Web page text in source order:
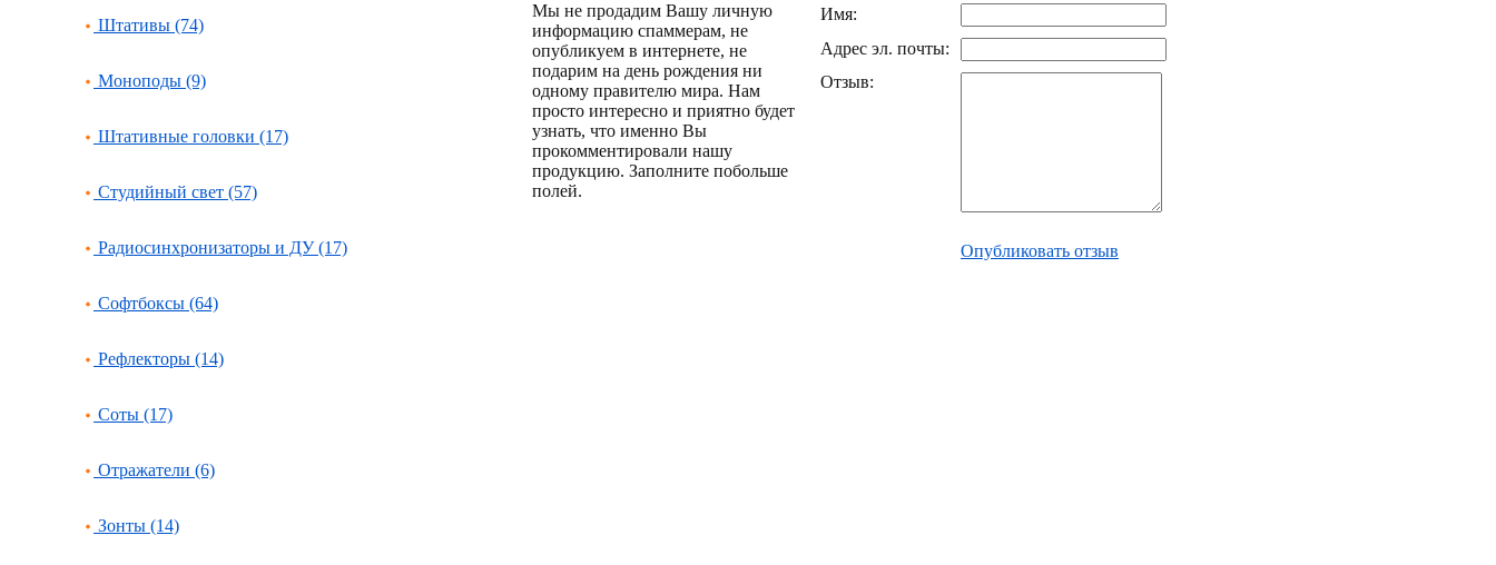
Штативы (74)
Моноподы (9)
Штативные головки (17)
Студийный свет (57)
Радиосинхронизаторы и ДУ (17)
Софтбоксы (64)
Рефлекторы (14)
Соты (17)
Отражатели (6)
Зонты (14)
Мы не продадим Вашу личную
информацию спаммерам, не
опубликуем в интернете, не
подарим на день рождения ни
одному правителю мира. Нам
просто интересно и приятно будет
узнать, что именно Вы
прокомментировали нашу
продукцию. Заполните побольше
полей.
Имя:
Адрес эл. почты:
Отзыв:
Опубликовать отзыв